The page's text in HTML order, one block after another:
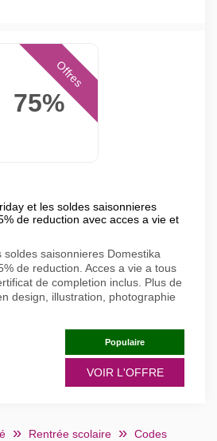
75%
Offres
et les soldes saisonnieres
de reduction avec acces a vie et
soldes saisonnieres Domestika
de reduction. Acces a vie a tous
de completion inclus. Plus de
design, illustration, photographie
Populaire
VOIR L'OFFRE
Rentrée scolaire
Codes